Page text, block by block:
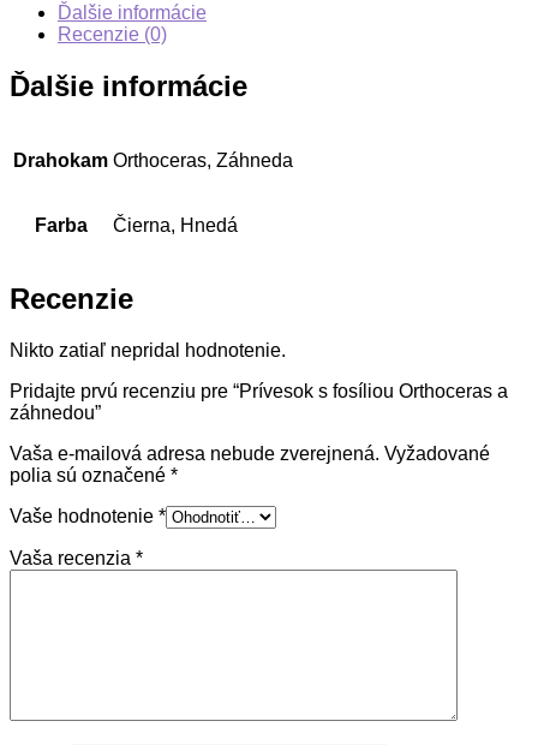
Ďalšie informácie
Recenzie (0)
Ďalšie informácie
Drahokam Orthoceras, Záhneda
Farba Čierna, Hnedá
Recenzie
Nikto zatiaľ nepridal hodnotenie.
Pridajte prvú recenziu pre “Prívesok s fosíliou Orthoceras a
záhnedou”
Vaša e-mailová adresa nebude zverejnená. Vyžadované
polia sú označené *
Vaše hodnotenie *
Vaša recenzia *